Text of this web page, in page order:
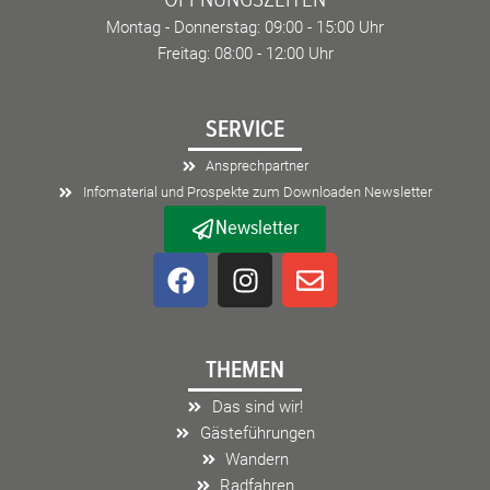
Montag - Donnerstag: 09:00 - 15:00 Uhr
Freitag: 08:00 - 12:00 Uhr
SERVICE
Ansprechpartner
Infomaterial und Prospekte zum Downloaden Newsletter
Newsletter
F
a
o
o
I
n
a
g
r
a
E
n
p
THEMEN
Das sind wir!
Gästeführungen
Wandern
Radfahren